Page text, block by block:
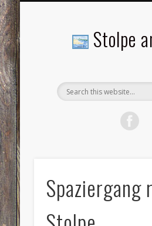
Stolpe
Spaziergang